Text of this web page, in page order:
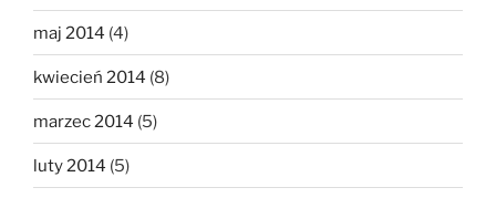
maj 2014 (4)
kwiecień 2014 (8)
marzec 2014 (5)
luty 2014 (5)